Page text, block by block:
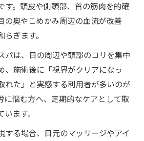
す。頭皮や側頭部、首の筋肉を的確
の奥やこめかみ周辺の血流が改善
ぎます。
パは、目の周辺や頭部のコリを集中
、施術後に「視界がクリアになっ
れた」と実感する利用者が多いのが
に悩む方へ、定期的なケアとして取
ます。
する場合、目元のマッサージやアイ